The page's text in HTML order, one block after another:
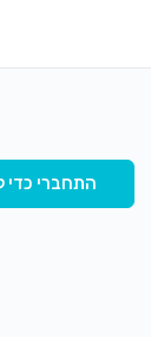
התחברי כדי